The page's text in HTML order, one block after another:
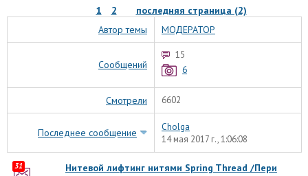
1
2 последняя страница (2)
Автор темы МОДЕРАТОР
Сообщений
15
6
Смотрели 6602
Последнее сообщение
Cholga
14 мая 2017 г., 1:06:08
Нитевой лифтинг нитями Spring Thread /Пери
31